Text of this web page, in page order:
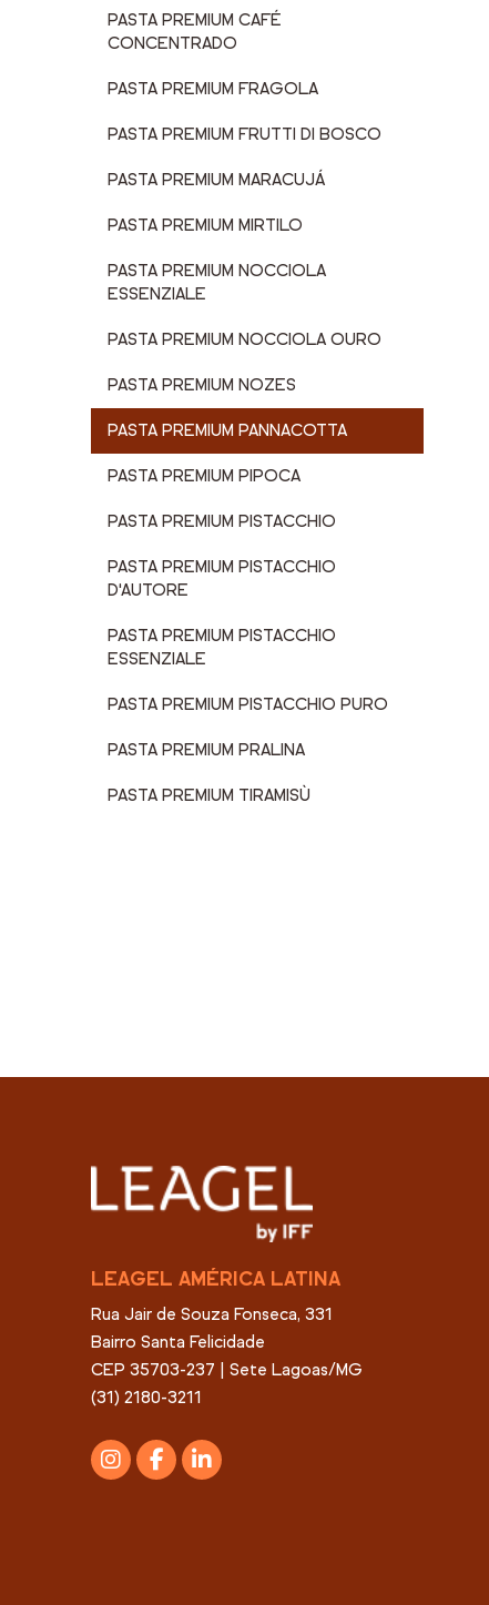
PASTA PREMIUM CAFÉ
CONCENTRADO
PASTA PREMIUM FRAGOLA
PASTA PREMIUM FRUTTI DI BOSCO
PASTA PREMIUM MARACUJÁ
PASTA PREMIUM MIRTILO
PASTA PREMIUM NOCCIOLA
ESSENZIALE
PASTA PREMIUM NOCCIOLA OURO
PASTA PREMIUM NOZES
PASTA PREMIUM PANNACOTTA
PASTA PREMIUM PIPOCA
PASTA PREMIUM PISTACCHIO
PASTA PREMIUM PISTACCHIO
D'AUTORE
PASTA PREMIUM PISTACCHIO
ESSENZIALE
PASTA PREMIUM PISTACCHIO PURO
PASTA PREMIUM PRALINA
PASTA PREMIUM TIRAMISÙ
LEAGEL AMÉRICA LATINA
Rua Jair de Souza Fonseca, 331
Bairro Santa Felicidade
CEP 35703-237 | Sete Lagoas/MG
(31) 2180-3211